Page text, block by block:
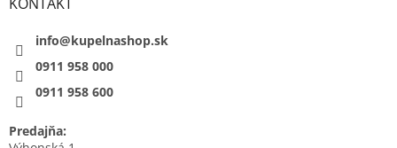
info@kupelnashop.sk
0911 958 000
0911 958 600
Predajňa: